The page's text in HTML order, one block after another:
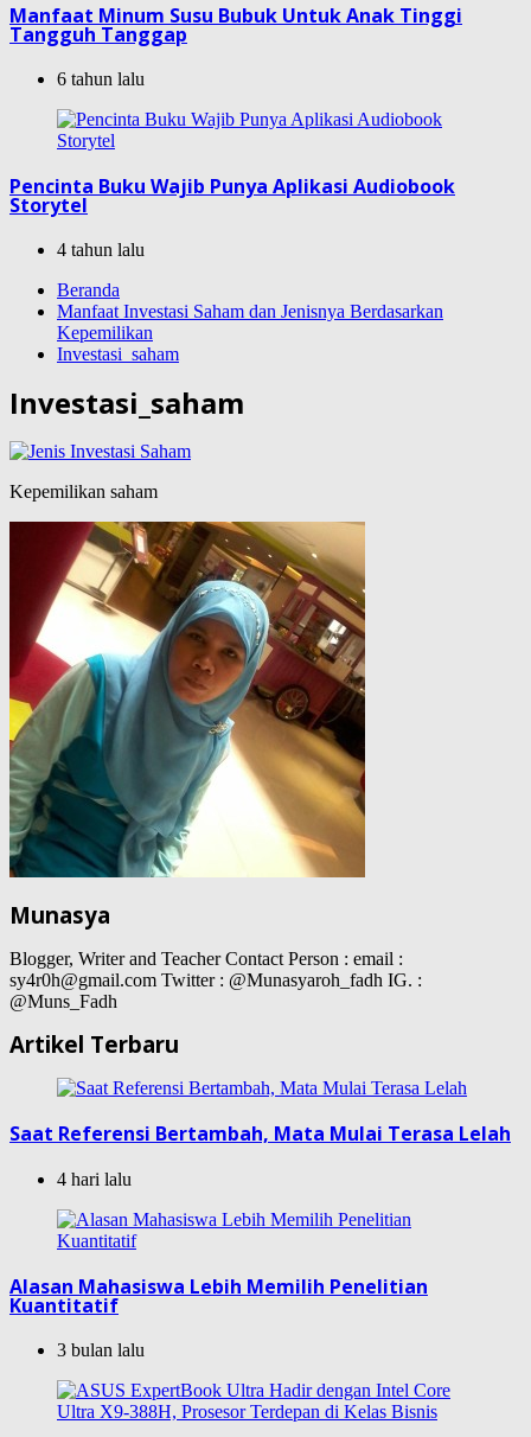
Manfaat Minum Susu Bubuk Untuk Anak Tinggi
Tangguh Tanggap
6 tahun lalu
Pencinta Buku Wajib Punya Aplikasi Audiobook
Storytel
4 tahun lalu
Beranda
Manfaat Investasi Saham dan Jenisnya Berdasarkan
Kepemilikan
Investasi_saham
Investasi_saham
Kepemilikan saham
Munasya
Blogger, Writer and Teacher Contact Person : email :
sy4r0h@gmail.com Twitter : @Munasyaroh_fadh IG. :
@Muns_Fadh
Artikel Terbaru
Saat Referensi Bertambah, Mata Mulai Terasa Lelah
4 hari lalu
Alasan Mahasiswa Lebih Memilih Penelitian
Kuantitatif
3 bulan lalu